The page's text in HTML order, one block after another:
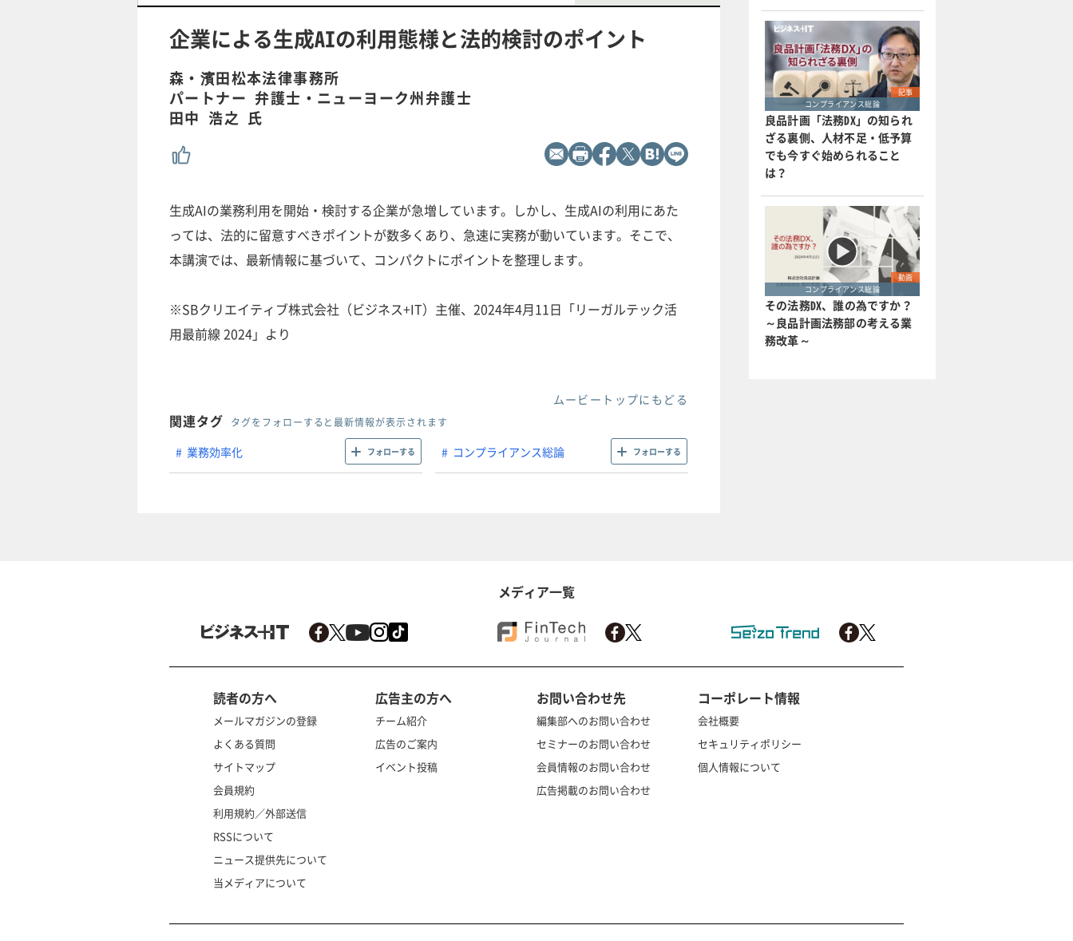
n
e
o
e
d
:
0
%
l
企業による生成AIの利用態様と法的検討のポイント
森・濱田松本法律事務所
パートナー 弁護士・ニューヨーク州弁護士
田中 浩之 氏
生成AIの業務利用を開始・検討する企業が急増しています。しかし、生成AIの利用にあた
っては、法的に留意すべきポイントが数多くあり、急速に実務が動いています。そこで、
本講演では、最新情報に基づいて、コンパクトにポイントを整理します。
※SBクリエイティブ株式会社（ビジネス+IT）主催、2024年4月11日「リーガルテック活
用最前線 2024」より
ムービートップにもどる
関連タグ タグをフォローすると最新情報が表示されます
業務効率化 フォローする コンプライアンス総論 フォローする
記事
コンプライアンス総論
良品計画「法務DX」の知られ
ざる裏側、人材不足・低予算
でも今すぐ始められること
は？
動画
コンプライアンス総論
その法務DX、誰の為ですか？
～良品計画法務部の考える業
務改革～
メディア一覧
読者の方へ
メールマガジンの登録
よくある質問
サイトマップ
会員規約
利用規約／外部送信
RSSについて
ニュース提供先について
当メディアについて
広告主の方へ
チーム紹介
広告のご案内
イベント投稿
お問い合わせ先
編集部へのお問い合わせ
セミナーのお問い合わせ
会員情報のお問い合わせ
広告掲載のお問い合わせ
コーポレート情報
会社概要
セキュリティポリシー
個人情報について